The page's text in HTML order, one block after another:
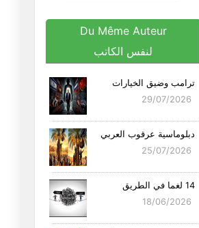
Du Même Auteur
لنفس الكاتب
ترامب وضيق الخيارات
29/07/2026
دبلوماسية عرقوب العربي
25/07/2026
14 لغما في الطريق
18/06/2026